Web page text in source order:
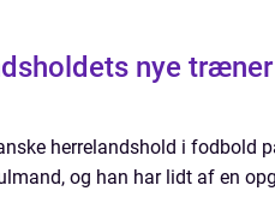
nye
herrelandshold i fodbold
og han har lidt af en